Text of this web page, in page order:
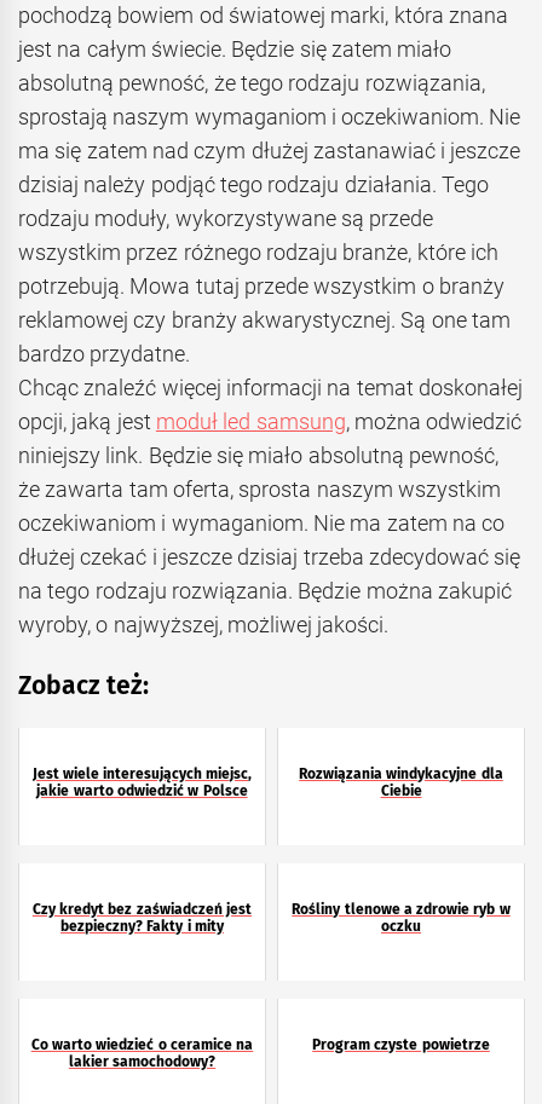
pochodzą bowiem od światowej marki, która znana
jest na całym świecie. Będzie się zatem miało
absolutną pewność, że tego rodzaju rozwiązania,
sprostają naszym wymaganiom i oczekiwaniom. Nie
ma się zatem nad czym dłużej zastanawiać i jeszcze
dzisiaj należy podjąć tego rodzaju działania. Tego
rodzaju moduły, wykorzystywane są przede
wszystkim przez różnego rodzaju branże, które ich
potrzebują. Mowa tutaj przede wszystkim o branży
reklamowej czy branży akwarystycznej. Są one tam
bardzo przydatne.
Chcąc znaleźć więcej informacji na temat doskonałej
opcji, jaką jest moduł led samsung, można odwiedzić
niniejszy link. Będzie się miało absolutną pewność,
że zawarta tam oferta, sprosta naszym wszystkim
oczekiwaniom i wymaganiom. Nie ma zatem na co
dłużej czekać i jeszcze dzisiaj trzeba zdecydować się
na tego rodzaju rozwiązania. Będzie można zakupić
wyroby, o najwyższej, możliwej jakości.
Zobacz też:
Jest wiele interesujących miejsc,
jakie warto odwiedzić w Polsce
Rozwiązania windykacyjne dla
Ciebie
Czy kredyt bez zaświadczeń jest
bezpieczny? Fakty i mity
Rośliny tlenowe a zdrowie ryb w
oczku
Co warto wiedzieć o ceramice na
lakier samochodowy?
Program czyste powietrze